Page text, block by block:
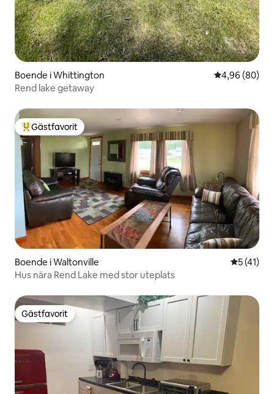
Boende i Whittington 4,96 av 5 i
4,96 (80)
Rend lake getaway
Populär gästfavorit
Gästfavorit
Boende i Waltonville 5 av 5 i
5 (41)
Hus nära Rend Lake med stor uteplats
Gästfavorit
Gästfavorit